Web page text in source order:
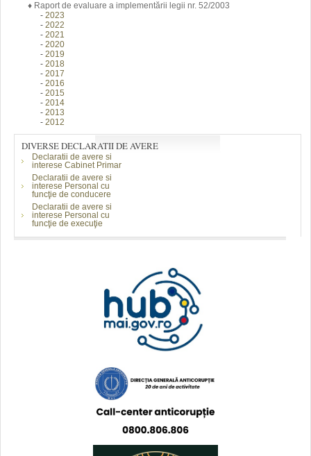
♦ Raport de evaluare a implementării legii nr. 52/2003
- 2023
- 2022
- 2021
- 2020
- 2019
- 2018
- 2017
- 2016
- 2015
- 2014
- 2013
- 2012
DIVERSE DECLARATII DE AVERE
Declaratii de avere si
interese Cabinet Primar
Declaratii de avere si
interese Personal cu
funcţie de conducere
Declaratii de avere si
interese Personal cu
funcţie de execuţie